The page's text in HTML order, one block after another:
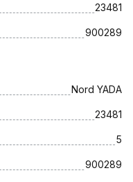
23481
900289
Nord YADA
23481
5
900289